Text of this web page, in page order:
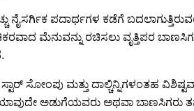
ನೈಸರ್ಗಿಕ ಪದಾರ್ಥಗಳ ಕಡೆಗೆ
ಮೆನುವನ್ನು ರಚಿಸಲು
ಸೋಂಪು ಮತ್ತು ದಾಲ್ಚಿನ್ನಿಗಳಂತಹ
ಅಡುಗೆಯವರು ಅಥವಾ ಬಾಣಸಿಗರು